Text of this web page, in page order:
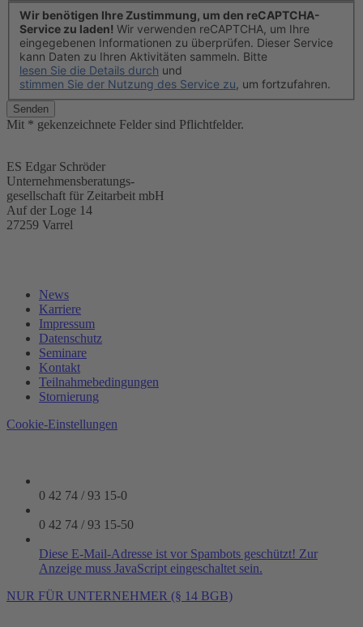
Wir benötigen Ihre Zustimmung, um den reCAPTCHA-
Service zu laden! Wir verwenden reCAPTCHA, um Ihre
eingegebenen Informationen zu überprüfen. Dieser Service
kann Daten zu Ihren Aktivitäten sammeln. Bitte
lesen Sie die Details durch und
stimmen Sie der Nutzung des Service zu, um fortzufahren.
Senden
Mit * gekenzeichnete Felder sind Pflichtfelder.
ES Edgar Schröder
Unternehmensberatungs-
gesellschaft für Zeitarbeit mbH
Auf der Loge 14
27259 Varrel
News
Karriere
Impressum
Datenschutz
Seminare
Kontakt
Teilnahmebedingungen
Stornierung
Cookie-Einstellungen
0 42 74 / 93 15-0
0 42 74 / 93 15-50
Diese E-Mail-Adresse ist vor Spambots geschützt! Zur
Anzeige muss JavaScript eingeschaltet sein.
NUR FÜR UNTERNEHMER (§ 14 BGB)